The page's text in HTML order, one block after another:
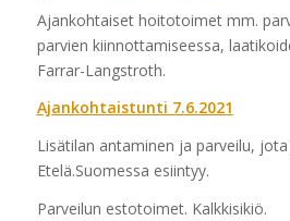
Ajankohtaiset hoitotoimet mm.
parvien kiinnottamiseessa,
Farrar-Langstroth.
Ajankohtaistunti 7.6.2021
Lisätilan antaminen ja parveilu,
Etelä.Suomessa esiintyy.
Parveilun estotoimet. Kalkkisikiö.